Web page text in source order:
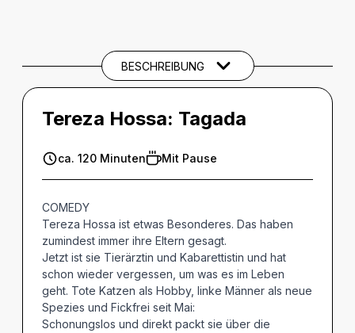
BESCHREIBUNG
Tereza Hossa: Tagada
ca. 120 Minuten Mit Pause
COMEDY
Tereza Hossa ist etwas Besonderes. Das haben
zumindest immer ihre Eltern gesagt.
Jetzt ist sie Tierärztin und Kabarettistin und hat
schon wieder vergessen, um was es im Leben
geht. Tote Katzen als Hobby, linke Männer als neue
Spezies und Fickfrei seit Mai:
Schonungslos und direkt packt sie über die